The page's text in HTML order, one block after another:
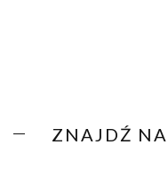
ZNAJDŹ